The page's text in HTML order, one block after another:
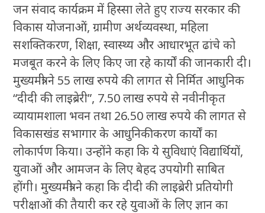
जन संवाद कार्यक्रम में हिस्सा लेते हुए राज्य सरकार की
विकास योजनाओं, ग्रामीण अर्थव्यवस्था, महिला
सशक्तिकरण, शिक्षा, स्वास्थ्य और आधारभूत ढांचे को
मजबूत करने के लिए किए जा रहे कार्यों की जानकारी दी।
मुख्यमंत्री ने 55 लाख रुपये की लागत से निर्मित आधुनिक
“दीदी की लाइब्रेरी”, 7.50 लाख रुपये से नवीनीकृत
व्यायामशाला भवन तथा 26.50 लाख रुपये की लागत से
विकासखंड सभागार के आधुनिकीकरण कार्यों का
लोकार्पण किया। उन्होंने कहा कि ये सुविधाएं विद्यार्थियों,
युवाओं और आमजन के लिए बेहद उपयोगी साबित
होंगी। मुख्यमंत्री ने कहा कि दीदी की लाइब्रेरी प्रतियोगी
परीक्षाओं की तैयारी कर रहे युवाओं के लिए ज्ञान का